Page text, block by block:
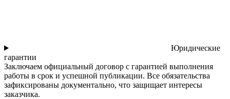
Юридические
гарантии
Заключаем официальный договор с гарантией выполнения
работы в срок и успешной публикации. Все обязательства
зафиксированы документально, что защищает интересы
заказчика.